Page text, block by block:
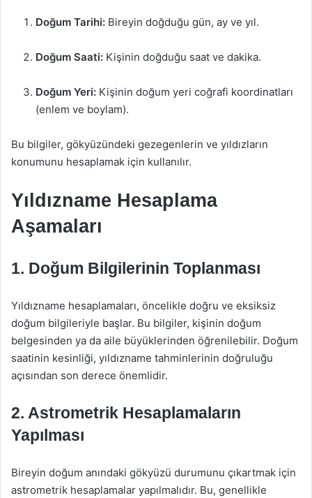
Doğum Tarihi: Bireyin doğduğu gün, ay ve yıl.
Doğum Saati: Kişinin doğduğu saat ve dakika.
Doğum Yeri: Kişinin doğum yeri coğrafi koordinatları
(enlem ve boylam).
Bu bilgiler, gökyüzündeki gezegenlerin ve yıldızların
konumunu hesaplamak için kullanılır.
Yıldızname Hesaplama
Aşamaları
1. Doğum Bilgilerinin Toplanması
Yıldızname hesaplamaları, öncelikle doğru ve eksiksiz
doğum bilgileriyle başlar. Bu bilgiler, kişinin doğum
belgesinden ya da aile büyüklerinden öğrenilebilir. Doğum
saatinin kesinliği, yıldızname tahminlerinin doğruluğu
açısından son derece önemlidir.
2. Astrometrik Hesaplamaların
Yapılması
Bireyin doğum anındaki gökyüzü durumunu çıkartmak için
astrometrik hesaplamalar yapılmalıdır. Bu, genellikle